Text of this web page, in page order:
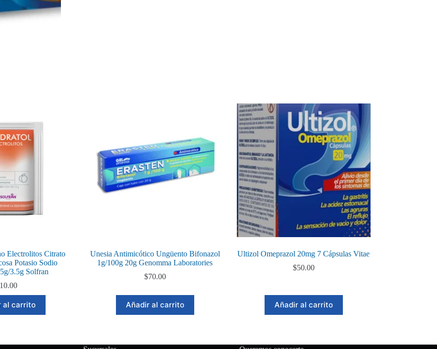
Electrolitos Citrato
Potasio Sodio
3.5g Solfran
al carrito
Unesia Antimicótico Ungüento Bifonazol
1g/100g 20g Genomma Laboratories
$70.00
Añadir al carrito
Ultizol Omeprazol 20mg 7 Cápsulas Vitae
$50.00
Añadir al carrito